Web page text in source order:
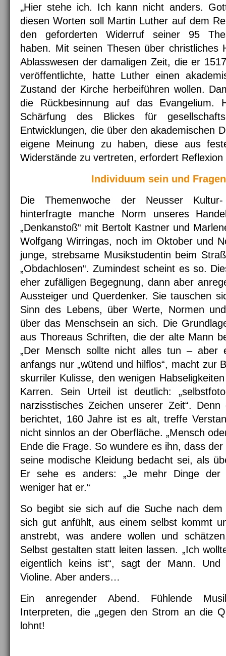
„Hier stehe ich. Ich kann nicht anders.
diesen Worten soll Martin Luther auf dem
den geforderten Widerruf seiner 95
haben. Mit seinen Thesen über christliches
Ablasswesen der damaligen Zeit, die er
veröffentlichte, hatte Luther einen
Zustand der Kirche herbeiführen wollen.
die Rückbesinnung auf das
Schärfung des Blickes für
Entwicklungen, die über den akademischen
eigene Meinung zu haben, diese aus
Widerstände zu vertreten, erfordert Reflexion
Individuum sein und
Die Themenwoche der Neusser
hinterfragte manche Norm unseres
„Denkanstoß“ mit Bertolt Kastner und
Wolfgang Wirringas, noch im Oktober und
junge, strebsame Musikstudentin beim
„Obdachlosen“. Zumindest scheint es so.
eher zufälligen Begegnung, dann aber
Aussteiger und Querdenker. Sie tauschen
Sinn des Lebens, über Werte, Normen
über das Menschsein an sich. Die
aus Thoreaus Schriften, die der alte Mann
„Der Mensch sollte nicht alles tun – aber
anfangs nur „wütend und hilflos“, macht zur
skurriler Kulisse, den wenigen
Karren. Sein Urteil ist deutlich:
narzisstisches Zeichen unserer Zeit“.
berichtet, 160 Jahre ist es alt, treffe
nicht sinnlos an der Oberfläche. „Mensch
Ende die Frage. So wundere es ihn, dass
seine modische Kleidung bedacht sei, als
Er sehe es anders: „Je mehr Dinge der
weniger hat er.“
So begibt sie sich auf die Suche nach
sich gut anfühlt, aus einem selbst kommt
anstrebt, was andere wollen und
Selbst gestalten statt leiten lassen. „Ich
eigentlich keins ist“, sagt der Mann.
Violine. Aber anders…
Ein anregender Abend. Fühlende
Interpreten, die „gegen den Strom an die
lohnt!